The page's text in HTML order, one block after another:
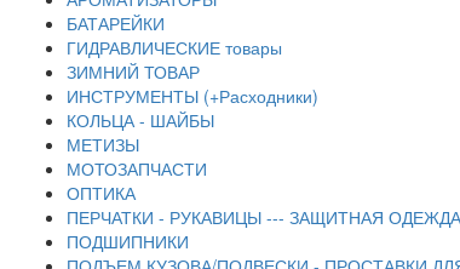
БАТАРЕЙКИ
ГИДРАВЛИЧЕСКИЕ товары
ЗИМНИЙ ТОВАР
ИНСТРУМЕНТЫ (+Расходники)
КОЛЬЦА - ШАЙБЫ
МЕТИЗЫ
МОТОЗАПЧАСТИ
ОПТИКА
ПЕРЧАТКИ - РУКАВИЦЫ --- ЗАЩИТНАЯ ОДЕЖДА
ПОДШИПНИКИ